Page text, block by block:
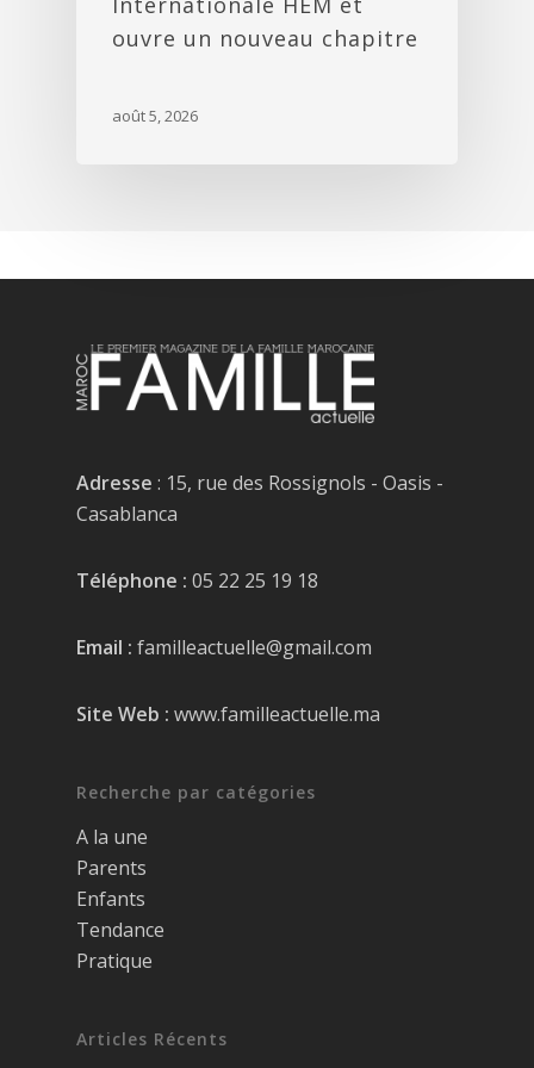
ouvre un nouveau chapitre
août 5, 2026
Adresse : 15, rue des Rossignols - Oasis -
Casablanca
Téléphone : 05 22 25 19 18
Email : familleactuelle@gmail.com
Site Web : www.familleactuelle.ma
Recherche par catégories
A la une
Parents
Enfants
Tendance
Pratique
Articles Récents